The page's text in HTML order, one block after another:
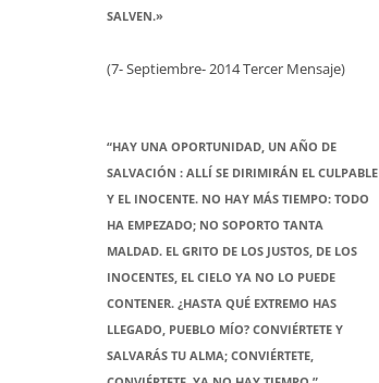
SALVEN.»
(7- Septiembre- 2014 Tercer Mensaje)
“HAY UNA OPORTUNIDAD, UN AÑO DE
SALVACIÓN : ALLÍ SE DIRIMIRÁN EL CULPABLE
Y EL INOCENTE. NO HAY MÁS TIEMPO: TODO
HA EMPEZADO; NO SOPORTO TANTA
MALDAD. EL GRITO DE LOS JUSTOS, DE LOS
INOCENTES, EL CIELO YA NO LO PUEDE
CONTENER. ¿HASTA QUÉ EXTREMO HAS
LLEGADO, PUEBLO MÍO? CONVIÉRTETE Y
SALVARÁS TU ALMA; CONVIÉRTETE,